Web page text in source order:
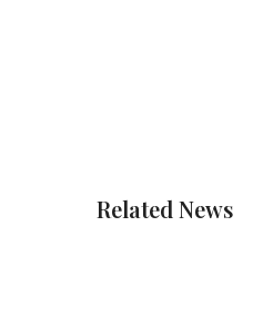
Related News